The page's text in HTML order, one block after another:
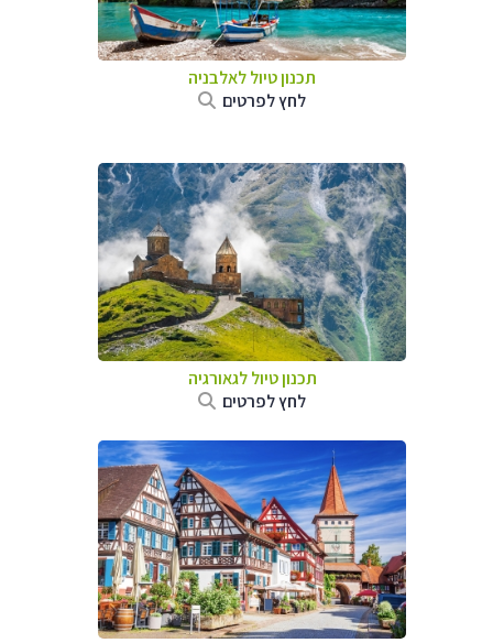
תכנון טיול לאלבניה
לחץ לפרטים
תכנון טיול לגאורגיה
לחץ לפרטים